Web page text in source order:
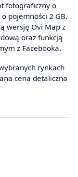
fotograficzny o
pojemności 2 GB.
wersję Ovi Map z
oraz funkcją
z Facebooka.
rynkach
cena detaliczna